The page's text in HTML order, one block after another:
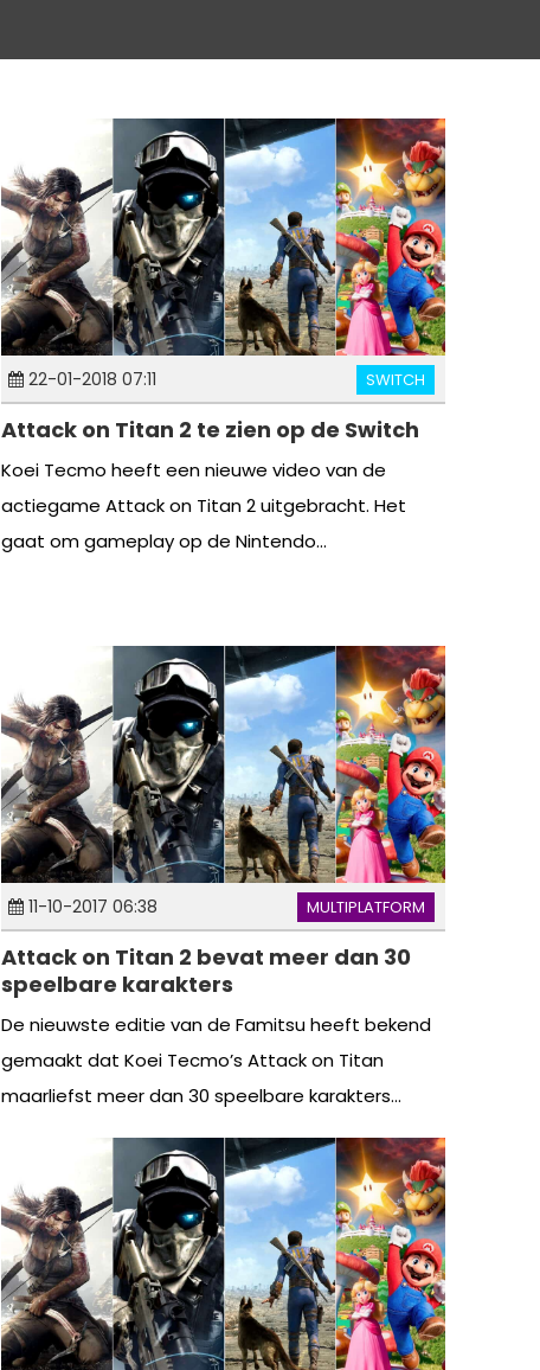
22-01-2018 07:11 SWITCH
Attack on Titan 2 te zien op de Switch
Koei Tecmo heeft een nieuwe video van de
actiegame Attack on Titan 2 uitgebracht. Het
gaat om gameplay op de Nintendo...
11-10-2017 06:38 MULTIPLATFORM
Attack on Titan 2 bevat meer dan 30
speelbare karakters
De nieuwste editie van de Famitsu heeft bekend
gemaakt dat Koei Tecmo’s Attack on Titan
maarliefst meer dan 30 speelbare karakters...